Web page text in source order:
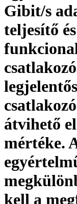
Gibit/s
teljesítő
átvihető
mértéke.
kell a